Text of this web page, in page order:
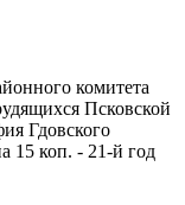
комитета
Псковской
Гдовского
15 коп. - 21-й год